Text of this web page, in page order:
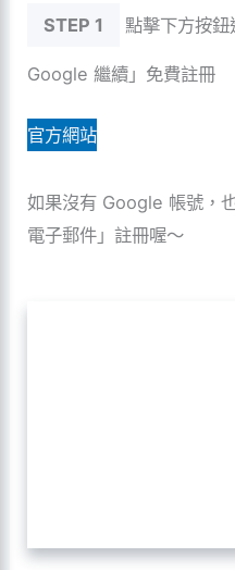
STEP 1 點擊下方按
Google 繼續」免費註冊
官方網站
如果沒有 Google 帳號，
電子郵件」註冊喔～